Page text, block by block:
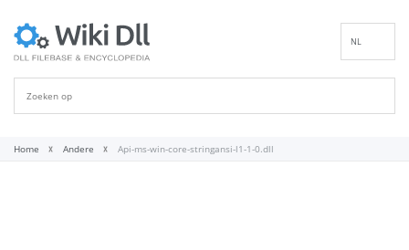
NL
Home Andere Api-ms-win-core-stringansi-l1-1-0.dll